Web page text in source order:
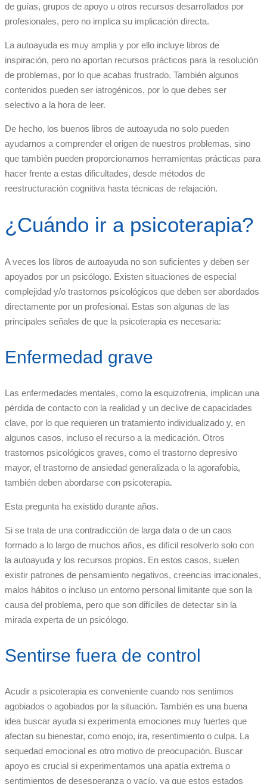
de guías, grupos de apoyo u otros recursos desarrollados por
profesionales, pero no implica su implicación directa.
La autoayuda es muy amplia y por ello incluye libros de
inspiración, pero no aportan recursos prácticos para la resolución
de problemas, por lo que acabas frustrado. También algunos
contenidos pueden ser iatrogénicos, por lo que debes ser
selectivo a la hora de leer.
De hecho, los buenos libros de autoayuda no solo pueden
ayudarnos a comprender el origen de nuestros problemas, sino
que también pueden proporcionarnos herramientas prácticas para
hacer frente a estas dificultades, desde métodos de
reestructuración cognitiva hasta técnicas de relajación.
¿Cuándo ir a psicoterapia?
A veces los libros de autoayuda no son suficientes y deben ser
apoyados por un psicólogo. Existen situaciones de especial
complejidad y/o trastornos psicológicos que deben ser abordados
directamente por un profesional. Estas son algunas de las
principales señales de que la psicoterapia es necesaria:
Enfermedad grave
Las enfermedades mentales, como la esquizofrenia, implican una
pérdida de contacto con la realidad y un declive de capacidades
clave, por lo que requieren un tratamiento individualizado y, en
algunos casos, incluso el recurso a la medicación. Otros
trastornos psicológicos graves, como el trastorno depresivo
mayor, el trastorno de ansiedad generalizada o la agorafobia,
también deben abordarse con psicoterapia.
Esta pregunta ha existido durante años.
Si se trata de una contradicción de larga data o de un caos
formado a lo largo de muchos años, es difícil resolverlo solo con
la autoayuda y los recursos propios. En estos casos, suelen
existir patrones de pensamiento negativos, creencias irracionales,
malos hábitos o incluso un entorno personal limitante que son la
causa del problema, pero que son difíciles de detectar sin la
mirada experta de un psicólogo.
Sentirse fuera de control
Acudir a psicoterapia es conveniente cuando nos sentimos
agobiados o agobiados por la situación. También es una buena
idea buscar ayuda si experimenta emociones muy fuertes que
afectan su bienestar, como enojo, ira, resentimiento o culpa. La
sequedad emocional es otro motivo de preocupación. Buscar
apoyo es crucial si experimentamos una apatía extrema o
sentimientos de desesperanza o vacío, ya que estos estados